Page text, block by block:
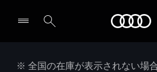
※ 全国の在庫が表示されない場